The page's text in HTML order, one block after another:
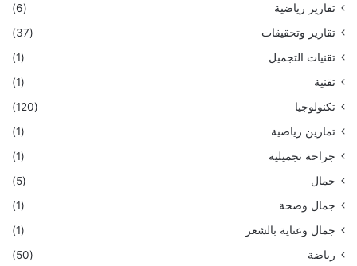
تقارير رياضية
(6)
تقارير وتحقيقات
(37)
تقنيات التجميل
(1)
تقنية
(1)
تكنولوجيا
(120)
تمارين رياضية
(1)
جراحة تجميلية
(1)
جمال
(5)
جمال وصحة
(1)
جمال وعناية بالشعر
(1)
رياضة
(50)